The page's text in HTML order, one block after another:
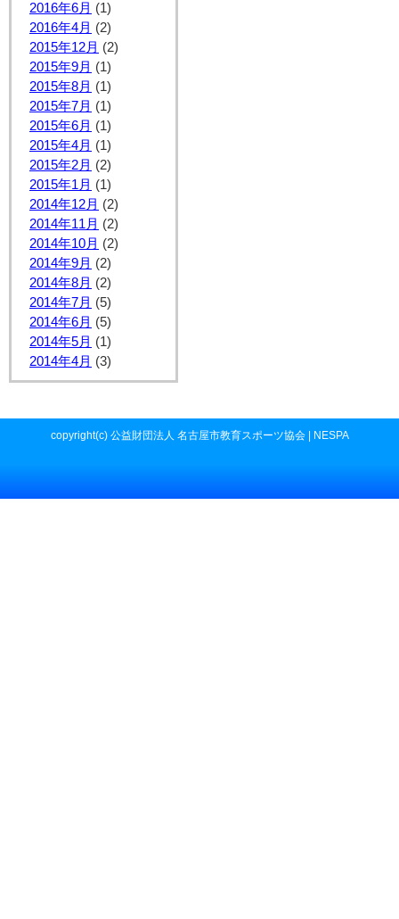
2016年6月 (1)
2016年4月 (2)
2015年12月 (2)
2015年9月 (1)
2015年8月 (1)
2015年7月 (1)
2015年6月 (1)
2015年4月 (1)
2015年2月 (2)
2015年1月 (1)
2014年12月 (2)
2014年11月 (2)
2014年10月 (2)
2014年9月 (2)
2014年8月 (2)
2014年7月 (5)
2014年6月 (5)
2014年5月 (1)
2014年4月 (3)
copyright(c) 公益財団法人 名古屋市教育スポーツ協会 | NESPA